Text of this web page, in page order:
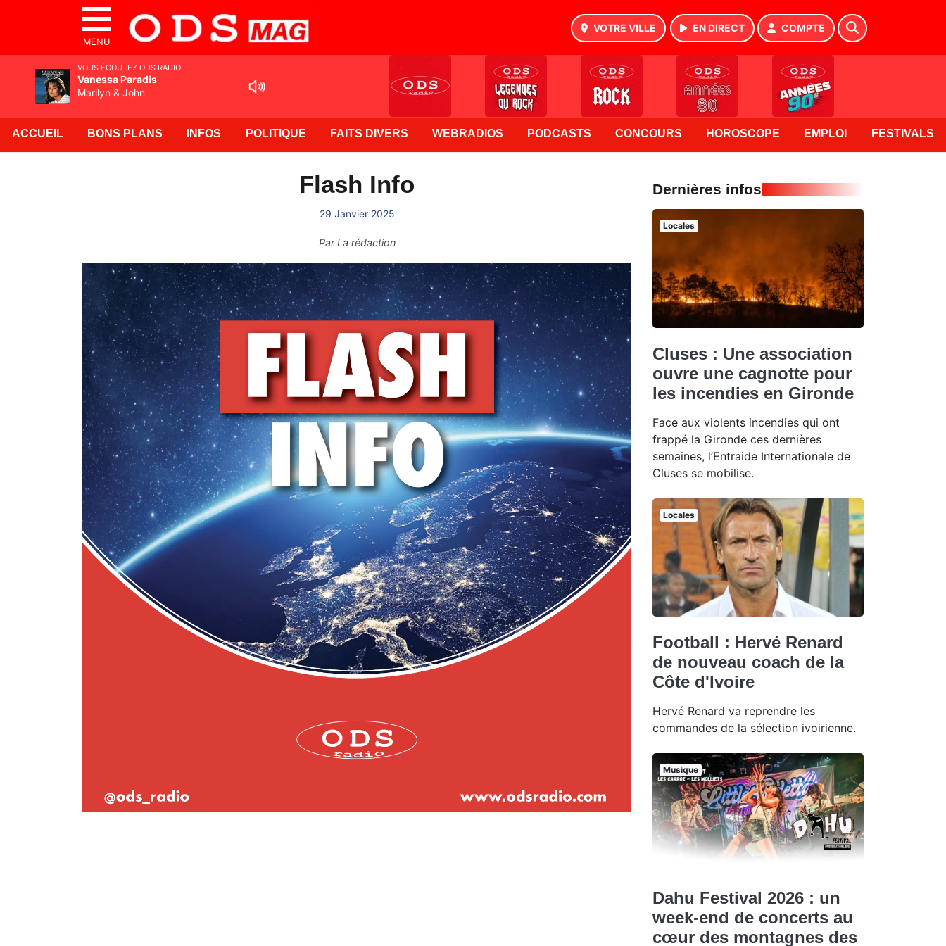
MENU
VOTRE VILLE EN DIRECT COMPTE
ACCUEIL BONS PLANS INFOS POLITIQUE FAITS DIVERS WEBRADIOS PODCASTS CONCOURS HOROSCOPE EMPLOI FESTIVALS
Flash Info
29 Janvier 2025
ParLa rédaction
Dernières infos
Locales
Cluses : Une association
ouvre une cagnotte pour
les incendies en Gironde
Face aux violents incendies qui ont
frappé la Gironde ces dernières
semaines, l’Entraide Internationale de
Cluses se mobilise.
Locales
Football : Hervé Renard
de nouveau coach de la
Côte d'Ivoire
Hervé Renard va reprendre les
commandes de la sélection ivoirienne.
Musique
Dahu Festival 2026 : un
week-end de concerts au
cœur des montagnes des
VOUS ÉCOUTEZ ODS RADIO
Vanessa Paradis
Marilyn & John